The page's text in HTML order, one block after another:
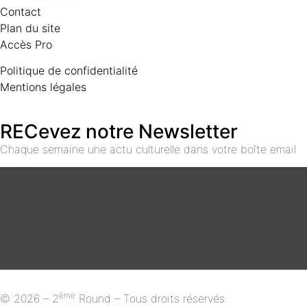
Contact
Plan du site
Accès Pro
Politique de confidentialité
Mentions légales
RECevez notre Newsletter
Chaque semaine une actu culturelle dans votre boîte email
© 2026 – 2ème Round – Tous droits réservés.